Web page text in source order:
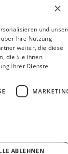
×
und
Ihre Nutzung
weiter, die diese
die Sie ihnen
ihrer Dienste
ABLEHNEN